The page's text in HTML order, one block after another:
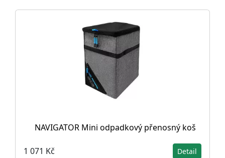
NAVIGATOR Mini odpadkový přenosný koš
1 071 Kč Detail